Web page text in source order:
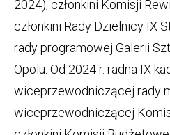
2024), członkini Komisji
członkini Rady Dzielnicy IX
rady programowej Galerii
Opolu. Od 2024 r. radna IX
wiceprzewodniczącej rady
wiceprzewodniczącej